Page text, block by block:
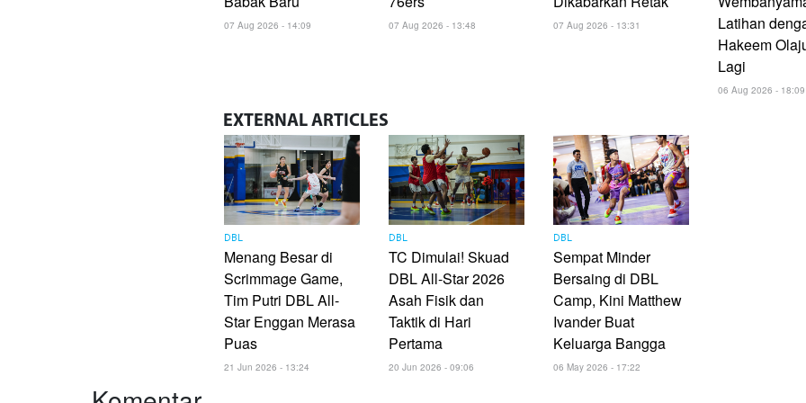
07 Aug 2026 - 14:09 07 Aug 2026 - 13:48 07 Aug 2026 - 13:31
Latihan
Hakeem
Lagi
06 Aug 2026 - 18:09
EXTERNAL ARTICLES
DBL
Menang Besar di
Scrimmage Game,
Tim Putri DBL All-
Star Enggan Merasa
Puas
21 Jun 2026 - 13:24
DBL
TC Dimulai! Skuad
DBL All-Star 2026
Asah Fisik dan
Taktik di Hari
Pertama
20 Jun 2026 - 09:06
DBL
Sempat Minder
Bersaing di DBL
Camp, Kini Matthew
Ivander Buat
Keluarga Bangga
06 May 2026 - 17:22